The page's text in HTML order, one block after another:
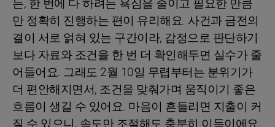
는, 한 번에 다 하려는 욕심을 줄이고 필요한 만큼
만 정확히 진행하는 편이 유리해요. 사건과 금전의
결이 서로 얽혀 있는 구간이라, 감정으로 판단하기
보다 자료와 조건을 한 번 더 확인해두면 실수가 줄
어들어요. 그래도 2월 10일 무렵부터는 분위기가
더 편안해지면서, 조건을 맞춰가며 움직이기 좋은
흐름이 생길 수 있어요. 마음이 흔들리면 지출이 커